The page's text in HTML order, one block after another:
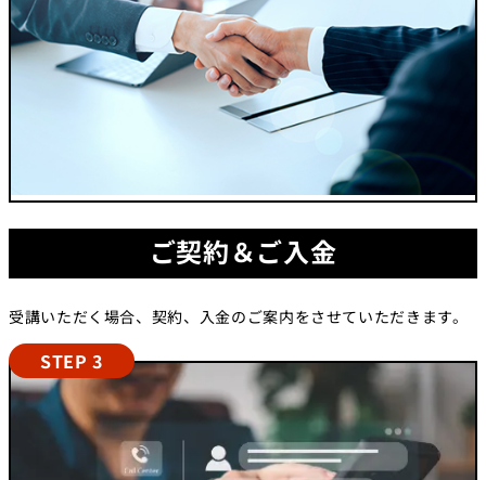
ご契約＆ご入金
受講いただく場合、契約、入金のご案内をさせていただきます。
STEP 3